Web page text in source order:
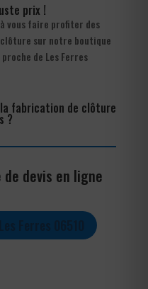
prix !
vous faire profiter des
sur notre boutique
de Les Ferres
fabrication de clôture
?
devis en ligne